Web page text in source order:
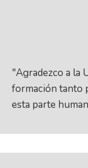
"Agradezco a la
formación tanto
esta parte